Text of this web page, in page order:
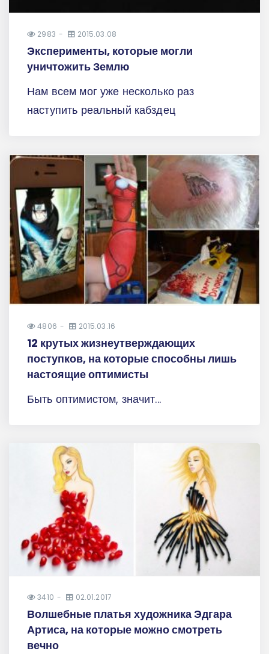
2983 2015.03.08
Эксперименты, которые могли
уничтожить Землю
Нам всем мог уже несколько раз
наступить реальный кабздец
4806 2015.03.16
12 крутых жизнеутверждающих
поступков, на которые способны лишь
настоящие оптимисты
Быть оптимистом, значит...
3410 02.01.2017
Волшебные платья художника Эдгара
Артиса, на которые можно смотреть
вечно